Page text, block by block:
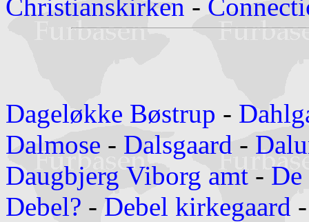
Christianskirken -
Dageløkke Bøstrup -
Dalmose - Dalsgaard -
Daugbjerg Viborg amt -
Debel? - Debel kirkegaard